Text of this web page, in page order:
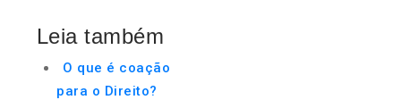
Leia também
O que é coação
para o Direito?